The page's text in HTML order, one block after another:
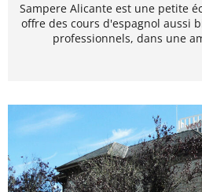
Sampere Alicante est une petite
offre des cours d'espagnol aussi
professionnels, dans une